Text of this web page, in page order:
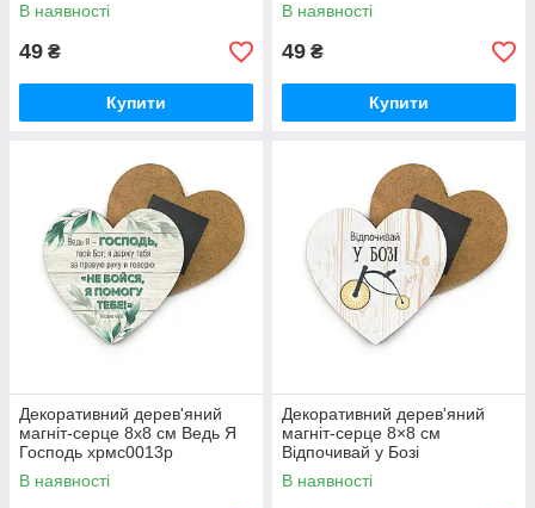
В наявності
49 ₴
Купити
В наявності
49 ₴
Купити
Декоративний дерев'яний
магніт-серце 8х8 см Ведь Я
Господь хрмс0013р
В наявності
Декоративний дерев'яний
магніт-серце 8×8 см
Відпочивай у Бозі
В наявності